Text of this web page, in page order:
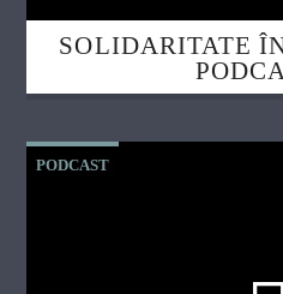
SOLIDARITATE
PODCAST